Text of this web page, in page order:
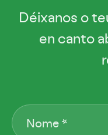
Déixanos o
en canto
Nome